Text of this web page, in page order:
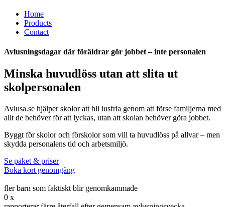
Home
Products
Contact
Avlusningsdagar där föräldrar gör jobbet – inte personalen
Minska huvudlöss utan att slita ut
skolpersonalen
Avlusa.se hjälper skolor att bli lusfria genom att förse familjerna med
allt de behöver för att lyckas, utan att skolan behöver göra jobbet.
Byggt för skolor och förskolor som vill ta huvudlöss på allvar – men
skydda personalens tid och arbetsmiljö.
Se paket & priser
Boka kort genomgång
fler barn som faktiskt blir genomkammade
0 x